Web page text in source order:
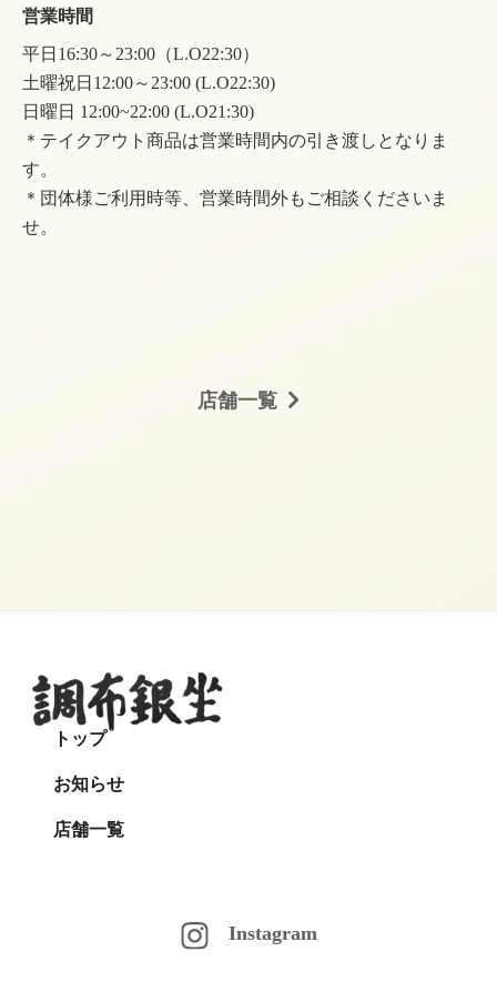
営業時間
平日16:30～23:00（L.O22:30）
土曜祝日12:00～23:00 (L.O22:30)
日曜日 12:00~22:00 (L.O21:30)
＊テイクアウト商品は営業時間内の引き渡しとなりま
す。
＊団体様ご利用時等、営業時間外もご相談くださいま
せ。
店舗一覧
トップ
お知らせ
店舗一覧
Instagram